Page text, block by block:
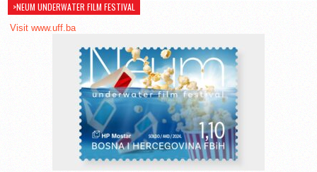
>NEUM UNDERWATER FILM FESTIVAL
Visit www.uff.ba